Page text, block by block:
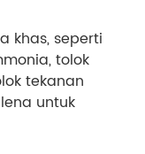
khas, seperti
tolok
tekanan
untuk